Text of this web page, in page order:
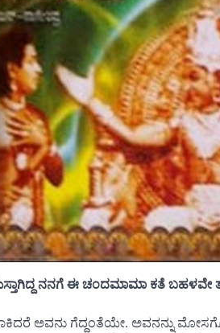
ನನಗೆ ಈ ಚಂದಮಾಮಾ ಕತೆ ಬಹಳವೇ
ಅವನು ಗೆದ್ದಂತೆಯೇ. ಅವನನ್ನು